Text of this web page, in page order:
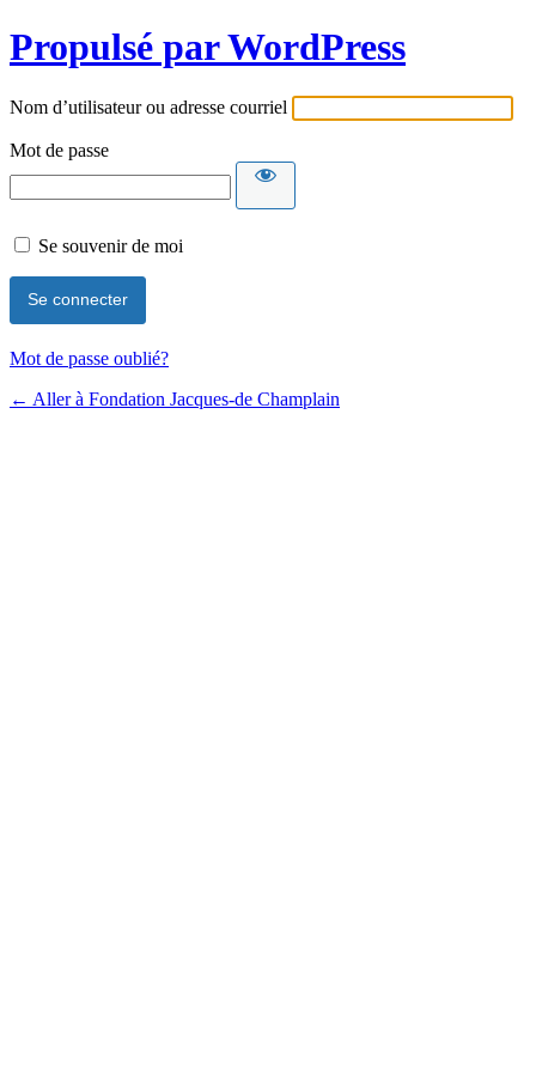
Propulsé par WordPress
Nom d’utilisateur ou adresse courriel
Mot de passe
Se souvenir de moi
Mot de passe oublié?
← Aller à Fondation Jacques-de Champlain